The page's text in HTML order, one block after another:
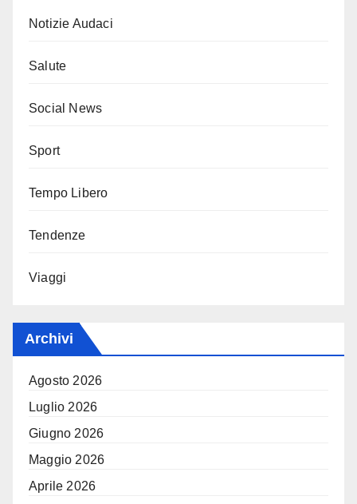
Notizie Audaci
Salute
Social News
Sport
Tempo Libero
Tendenze
Viaggi
Archivi
Agosto 2026
Luglio 2026
Giugno 2026
Maggio 2026
Aprile 2026